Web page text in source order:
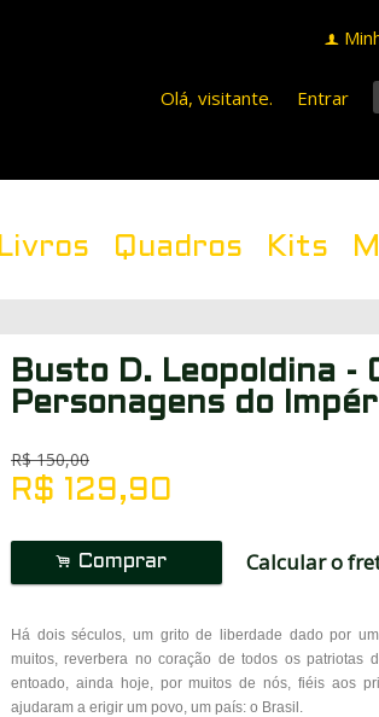
f
Olá, visitante. Entrar
Livros Quadros Kits
Busto D. Leopoldina -
Personagens do
R$150,00
R$ 129,90
. Comprar Calcular o
Há dois séculos, um grito de liberdade dado por
muitos, reverbera no coração de todos os patriotas
entoado, ainda hoje, por muitos de nós, fiéis aos
ajudaram a erigir um povo, um país: o Brasil.